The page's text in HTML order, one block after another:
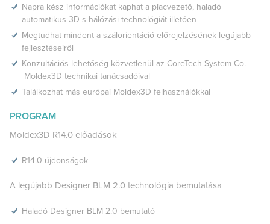
Napra kész információkat kaphat a piacvezető, haladó
automatikus 3D-s hálózási technológiát illetően
Megtudhat mindent a szálorientáció előrejelzésének legújabb
fejlesztéseiről
Konzultációs lehetőség közvetlenül az CoreTech System Co.
Moldex3D technikai tanácsadóival
Találkozhat más európai Moldex3D felhasználókkal
PROGRAM
Moldex3D R14.0 előadások
R14.0 újdonságok
A legújabb Designer BLM 2.0 technológia bemutatása
Haladó Designer BLM 2.0 bemutató